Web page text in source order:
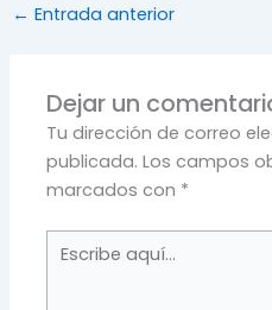
← Entrada anterior
Dejar un
Tu dirección de correo
publicada. Los campos
marcados con *
Escribe